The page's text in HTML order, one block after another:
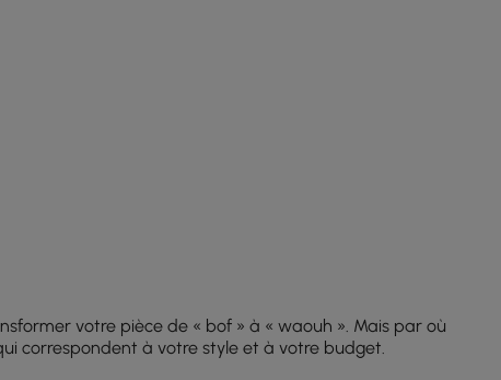
votre pièce de « bof » à « waouh ». Mais par où
correspondent à votre style et à votre budget.